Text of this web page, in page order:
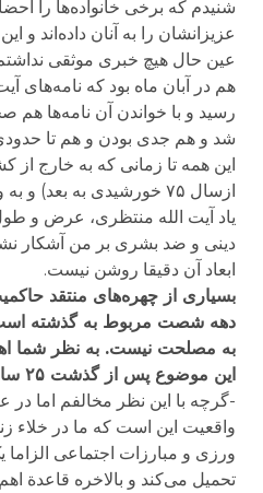
شنیدم که برخی خانواده‌ها را
عزیزانشان را به آنان داده‌اند و
عین حال هیچ خبری موثقی
هم در آبان ماه بود که نامه‌های
رسید و با خواندن آن نامه‌ها هم
شد و هم جدی بودن و هم تا
این همه تا زمانی که به خارج از
ازسال ۷۵ خورشیدی به بعد)
یاد آیت الله منتظری، عرض و
دینی و ضد بشری بر من آشکار
ابعاد آن دقیقا روشن نیست.
بسیاری از چهره‌های منتقد
دهه شصت مربوط به گذشته
به مصلحت نیست. به نظر شما
این موضوع پس از گذشت ۲۵
-گرچه با این نظر مخالفم اما در
واقعیت این است که ما در خلاء
ورزی و مبارزات اجتماعی
تحمیل می‌کند و بالاخره قاعدة